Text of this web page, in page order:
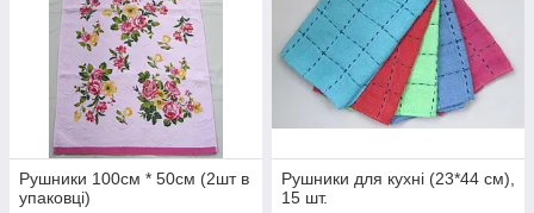
Рушники 100см * 50см (2шт в
упаковці)
Рушники для кухні (23*44 см),
15 шт.